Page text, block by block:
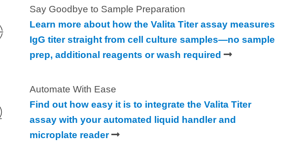
Say Goodbye to Sample Preparation
Learn more about how the Valita Titer assay measures
IgG titer straight from cell culture samples—no sample
prep, additional reagents or wash required
Automate With Ease
Find out how easy it is to integrate the Valita Titer
assay with your automated liquid handler and
microplate reader